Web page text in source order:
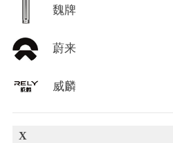
魏牌
蔚来
威麟
X